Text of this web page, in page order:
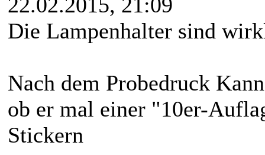
Die Lampenhalter sind
Nach dem Probedruck
ob er mal einer "10er-
Stickern